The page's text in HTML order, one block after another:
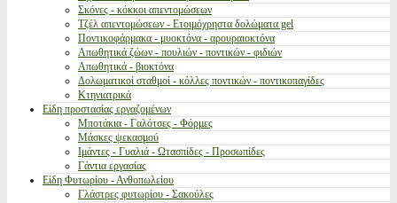
Σκόνες - κόκκοι απεντομώσεων
Τζέλ απεντομώσεων - Ετοιμόχρηστα δολώματα gel
Ποντικοφάρμακα - μυοκτόνα - αρουραιοκτόνα
Απωθητικά ζώων - πουλιών - ποντικών - φιδιών
Απωθητικά - βιοκτόνα
Δολωματικοί σταθμοί - κόλλες ποντικών - ποντικοπαγίδες
Κτηνιατρικά
Είδη προστασίας εργαζομένων
Μποτάκια - Γαλότσες - Φόρμες
Μάσκες ψεκασμού
Ιμάντες - Γυαλιά - Ωτασπίδες - Προσωπίδες
Γάντια εργασίας
Είδη Φυτωρίου - Ανθοπωλείου
Γλάστρες φυτωρίου - Σακούλες